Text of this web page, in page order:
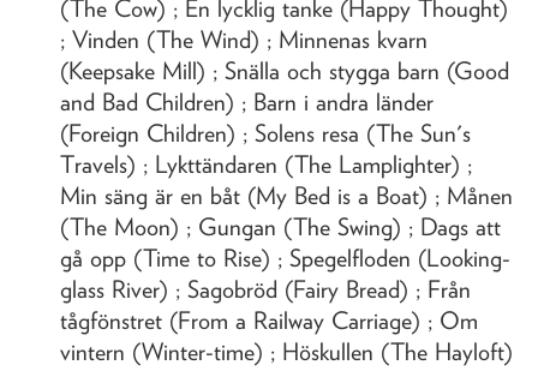
(The Cow) ; En lycklig tanke (Happy Thought)
; Vinden (The Wind) ; Minnenas kvarn
(Keepsake Mill) ; Snälla och stygga barn (Good
and Bad Children) ; Barn i andra länder
(Foreign Children) ; Solens resa (The Sun's
Travels) ; Lykttändaren (The Lamplighter) ;
Min säng är en båt (My Bed is a Boat) ; Månen
(The Moon) ; Gungan (The Swing) ; Dags att
gå opp (Time to Rise) ; Spegelfloden (Looking-
glass River) ; Sagobröd (Fairy Bread) ; Från
tågfönstret (From a Railway Carriage) ; Om
vintern (Winter-time) ; Höskullen (The Hayloft)